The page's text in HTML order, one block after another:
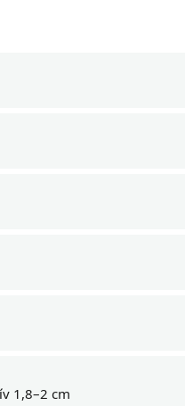
1,8–2 cm